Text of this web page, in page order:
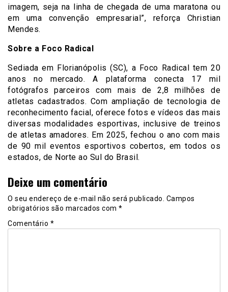
imagem, seja na linha de chegada de uma maratona ou
em uma convenção empresarial”, reforça Christian
Mendes.
Sobre a Foco Radical
Sediada em Florianópolis (SC), a Foco Radical tem 20
anos no mercado. A plataforma conecta 17 mil
fotógrafos parceiros com mais de 2,8 milhões de
atletas cadastrados. Com ampliação de tecnologia de
reconhecimento facial, oferece fotos e vídeos das mais
diversas modalidades esportivas, inclusive de treinos
de atletas amadores. Em 2025, fechou o ano com mais
de 90 mil eventos esportivos cobertos, em todos os
estados, de Norte ao Sul do Brasil.
Deixe um comentário
O seu endereço de e-mail não será publicado. Campos
obrigatórios são marcados com *
Comentário *